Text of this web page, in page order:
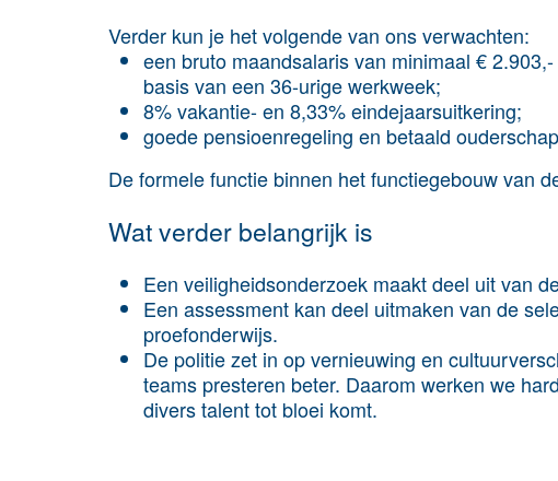
Verder kun je het volgende van ons verwachten:
een bruto maandsalaris van minimaal €
basis van een 36-urige werkweek;
8% vakantie- en 8,33% eindejaarsuitkering;
goede pensioenregeling en betaald
De formele functie binnen het functiegebouw van
Wat verder belangrijk is
Een veiligheidsonderzoek maakt deel uit van
Een assessment kan deel uitmaken van de
proefonderwijs.
De politie zet in op vernieuwing en
teams presteren beter. Daarom werken we
divers talent tot bloei komt.